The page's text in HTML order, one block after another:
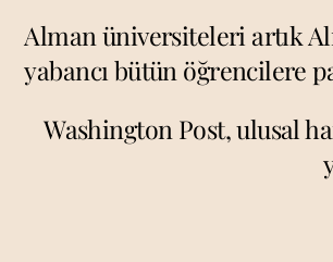
Alman üniversiteleri artık
yabancı bütün öğrencilere
Washington Post, ulusal